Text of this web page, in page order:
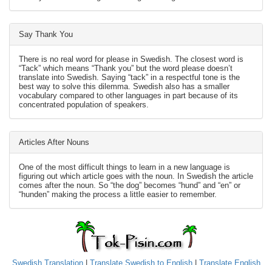
Say Thank You
There is no real word for please in Swedish. The closest word is
“Tack” which means “Thank you” but the word please doesn’t
translate into Swedish. Saying “tack” in a respectful tone is the
best way to solve this dilemma. Swedish also has a smaller
vocabulary compared to other languages in part because of its
concentrated population of speakers.
Articles After Nouns
One of the most difficult things to learn in a new language is
figuring out which article goes with the noun. In Swedish the article
comes after the noun. So “the dog” becomes “hund” and “en” or
“hunden” making the process a little easier to remember.
Swedish Translation| Translate Swedish to English| Translate English